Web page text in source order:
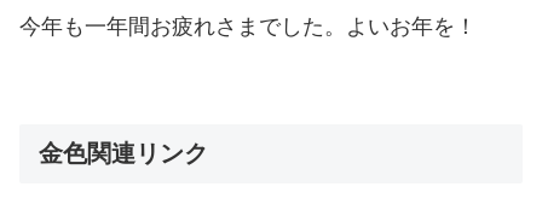
今年も一年間お疲れさまでした。よいお年を！
金色関連リンク